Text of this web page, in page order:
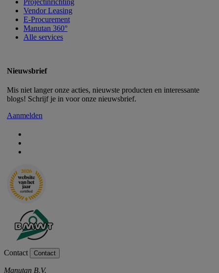
Vendor Leasing
E-Procurement
Manutan 360°
Alle services
Nieuwsbrief
Mis niet langer onze acties, nieuwste producten en interessante
blogs! Schrijf je in voor onze nieuwsbrief.
Aanmelden
Contact Contact
Manutan B.V.